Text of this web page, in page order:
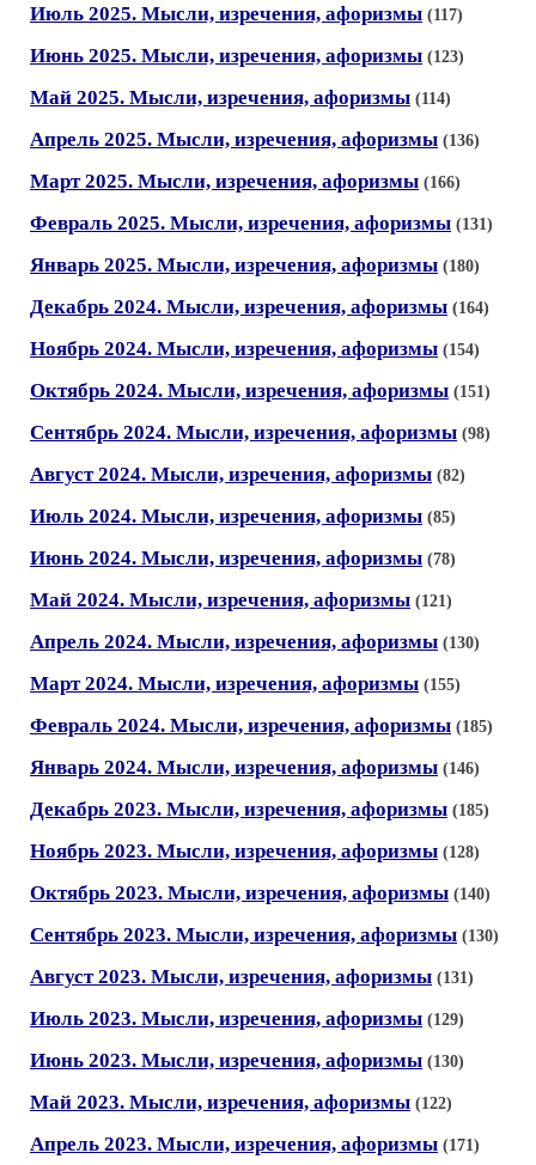
Июль 2025. Мысли, изречения, афоризмы (117)
Июнь 2025. Мысли, изречения, афоризмы (123)
Май 2025. Мысли, изречения, афоризмы (114)
Апрель 2025. Мысли, изречения, афоризмы (136)
Март 2025. Мысли, изречения, афоризмы (166)
Февраль 2025. Мысли, изречения, афоризмы (131)
Январь 2025. Мысли, изречения, афоризмы (180)
Декабрь 2024. Мысли, изречения, афоризмы (164)
Ноябрь 2024. Мысли, изречения, афоризмы (154)
Октябрь 2024. Мысли, изречения, афоризмы (151)
Сентябрь 2024. Мысли, изречения, афоризмы (98)
Август 2024. Мысли, изречения, афоризмы (82)
Июль 2024. Мысли, изречения, афоризмы (85)
Июнь 2024. Мысли, изречения, афоризмы (78)
Май 2024. Мысли, изречения, афоризмы (121)
Апрель 2024. Мысли, изречения, афоризмы (130)
Март 2024. Мысли, изречения, афоризмы (155)
Февраль 2024. Мысли, изречения, афоризмы (185)
Январь 2024. Мысли, изречения, афоризмы (146)
Декабрь 2023. Мысли, изречения, афоризмы (185)
Ноябрь 2023. Мысли, изречения, афоризмы (128)
Октябрь 2023. Мысли, изречения, афоризмы (140)
Сентябрь 2023. Мысли, изречения, афоризмы (130)
Август 2023. Мысли, изречения, афоризмы (131)
Июль 2023. Мысли, изречения, афоризмы (129)
Июнь 2023. Мысли, изречения, афоризмы (130)
Май 2023. Мысли, изречения, афоризмы (122)
Апрель 2023. Мысли, изречения, афоризмы (171)